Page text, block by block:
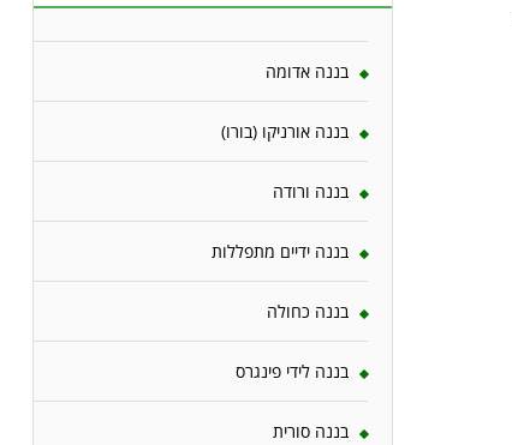
בננה אדומה
בננה אורניקו (בורו)
בננה ורודה
בננה ידיים מתפללות
בננה כחולה
בננה לידי פינגרס
בננה סורית